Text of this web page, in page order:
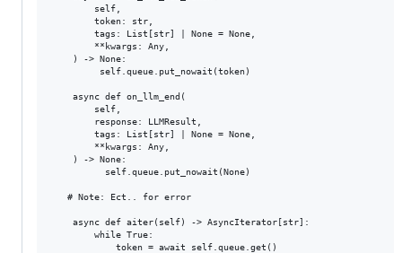
        self,
        token: str,
        tags: List[str] | None = None,
        **kwargs: Any,
    ) -> None:
         self.queue.put_nowait(token)
    async def on_llm_end(
        self,
        response: LLMResult,
        tags: List[str] | None = None,
        **kwargs: Any,
    ) -> None:
          self.queue.put_nowait(None)
   # Note: Ect.. for error
    async def aiter(self) -> AsyncIterator[str]:
        while True:
            token = await self.queue.get()